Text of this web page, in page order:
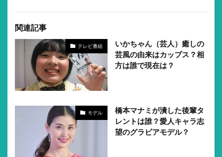
関連記事
テレビ番組
いかちゃん（芸人）癒しの
芸風の由来はカップス？相
方は誰で現在は？
モデル
橋本マナミが潰した後輩タ
レントは誰？愛人キャラ志
望のグラビアモデル？